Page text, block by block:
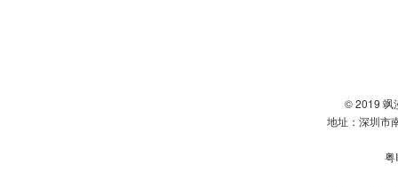
© 2019 飒
地址：深圳市
粤